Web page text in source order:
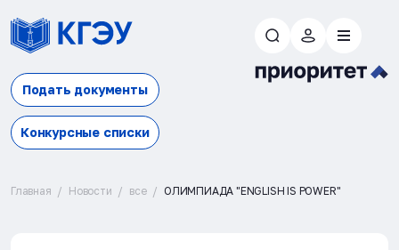
Подать документы
Конкурсные списки
Главная Новости все ОЛИМПИАДА "ENGLISH IS POWER"